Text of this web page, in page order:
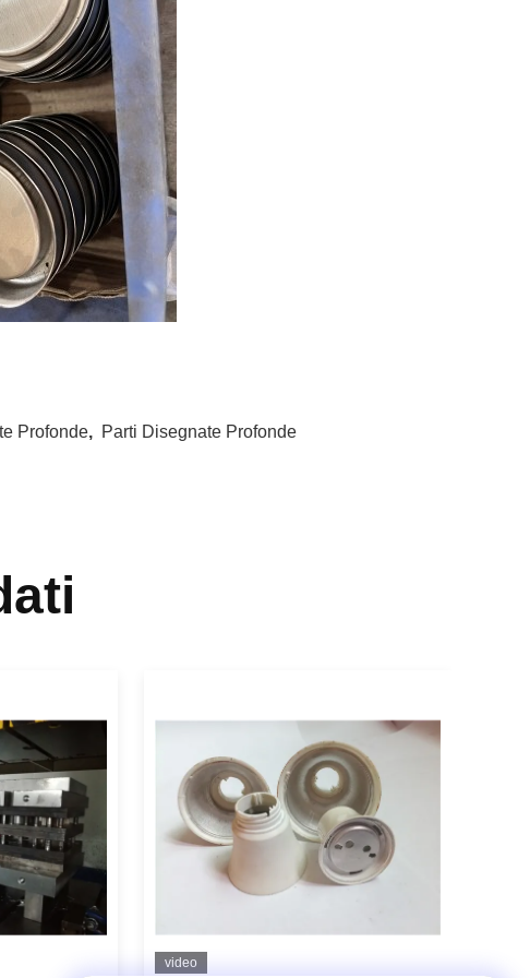
Profonde, Parti Disegnate Profonde
video